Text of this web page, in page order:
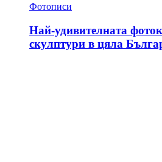
Фотописи
Най-удивителната
скулптури в цяла